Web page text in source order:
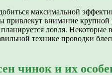
максимальной
привлекут внимание крупной
планируется ловля.
технике проводки
чинок и их